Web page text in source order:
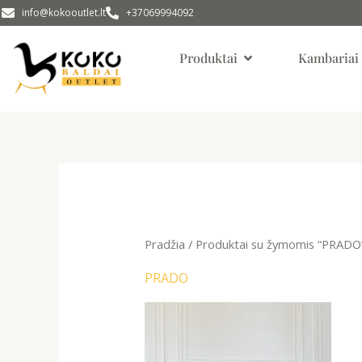
Pereiti
turinio
info@kokooutlet.lt +37069994092
Produktai Open Produktai
Kambariai
Pradžia / Produktai su žymomis
PRADO